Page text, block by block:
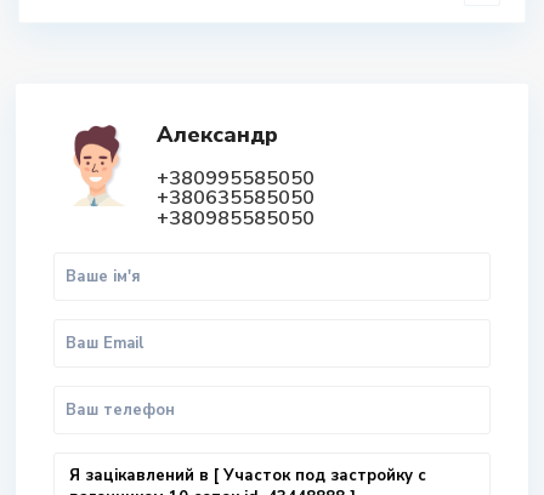
Александр
+380995585050
+380635585050
+380985585050